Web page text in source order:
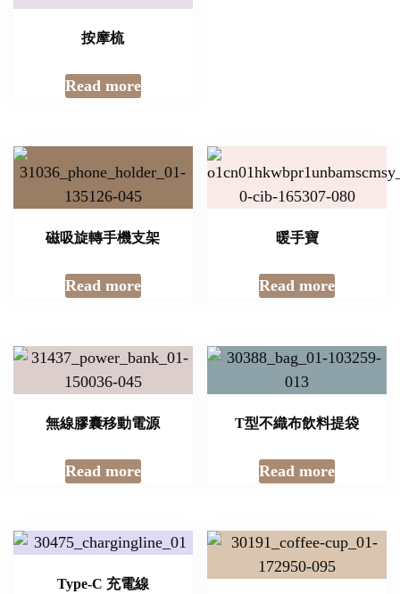
按摩梳
Read more
磁吸旋轉手機支架
Read more
暖手寶
Read more
無線膠囊移動電源
Read more
T型不織布飲料提袋
Read more
Type-C 充電線